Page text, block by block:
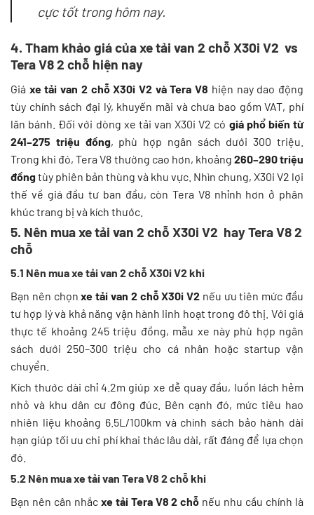
cực tốt trong hôm nay.
4. Tham khảo giá của xe tải van 2 chỗ X30i V2 vs
Tera V8 2 chỗ hiện nay
Giá xe tải van 2 chỗ X30i V2 và Tera V8 hiện nay dao động
tùy chính sách đại lý, khuyến mãi và chưa bao gồm VAT, phí
lăn bánh. Đối với dòng xe tải van X30i V2 có giá phổ biến từ
241–275 triệu đồng, phù hợp ngân sách dưới 300 triệu.
Trong khi đó, Tera V8 thường cao hơn, khoảng 260–290 triệu
đồngtùy phiên bản thùng và khu vực. Nhìn chung, X30i V2 lợi
thế về giá đầu tư ban đầu, còn Tera V8 nhỉnh hơn ở phân
khúc trang bị và kích thước.
5. Nên mua xe tải van 2 chỗ X30i V2 hay Tera V8 2
chỗ
5.1 Nên mua xe tải van 2 chỗ X30i V2 khi
Bạn nên chọnxe tải van 2 chỗ X30i V2 nếu ưu tiên mức đầu
tư hợp lý và khả năng vận hành linh hoạt trong đô thị. Với giá
thực tế khoảng 245 triệu đồng, mẫu xe này phù hợp ngân
sách dưới 250–300 triệu cho cá nhân hoặc startup vận
chuyển.
Kích thước dài chỉ 4.2m giúp xe dễ quay đầu, luồn lách hẻm
nhỏ và khu dân cư đông đúc. Bên cạnh đó, mức tiêu hao
nhiên liệu khoảng 6.5L/100km và chính sách bảo hành dài
hạn giúp tối ưu chi phí khai thác lâu dài, rất đáng để lựa chọn
đó.
5.2 Nên mua xe tải van Tera V8 2 chỗ khi
Bạn nên cân nhắc xe tải Tera V8 2 chỗ nếu nhu cầu chính là